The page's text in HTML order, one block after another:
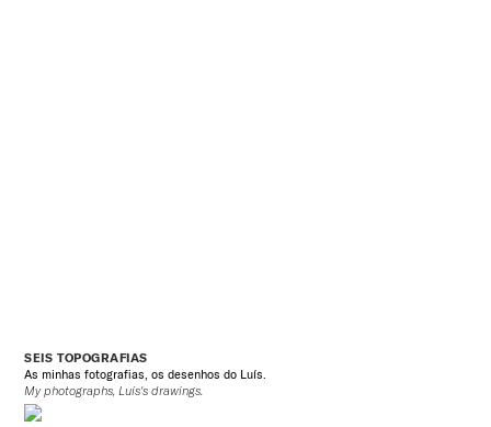
SEIS TOPOGRAFIAS
As minhas fotografias, os desenhos do Luís.
My photographs, Luís's drawings.